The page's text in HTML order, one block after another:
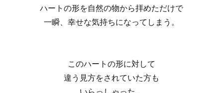
ハートの形を自然の物から拝めただけで
一瞬、幸せな気持ちになってしまう。
このハートの形に対して
違う見方をされていた方も